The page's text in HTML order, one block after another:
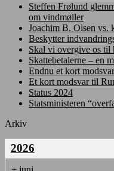
Steffen Frølund
om vindmøller
Joachim B. Olsen vs.
Beskytter
Skal vi overgive os til
Skattebetalerne – en
Endnu et kort
Et kort modsvar til
Status 2024
Statsministeren
Arkiv
2026